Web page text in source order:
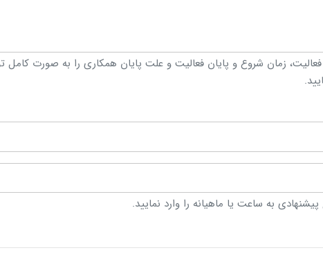
زمان شروع و پایان فعالیت و علت پایان همکاری را به صورت کامل
پیشنهادی به ساعت یا ماهیانه را وارد نمایید.